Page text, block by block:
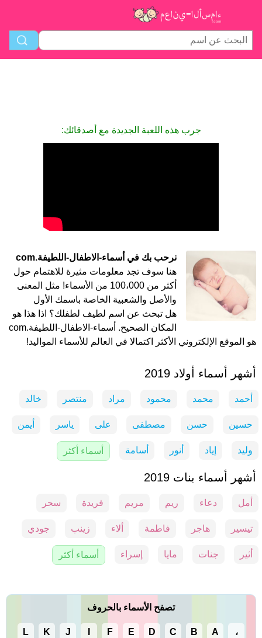
جرب هذه اللعبة الجديدة مع أصدقائك:
نرحب بك في أسماء-الاطفال-اللطيفة.com
هنا سوف تجد معلومات مثيرة للاهتمام حول
أكثر من 100،000 من الأسماء! مثل المعنى
والأصل والشعبية الخاصة باسمك الأول
هل تبحث عن اسم لطيف لطفلك؟ اذا هذا هو
المكان الصحيح. أسماء-الاطفال-اللطيفة.com
هو الموقع الإلكتروني الأكثر اكتمالا في العالم للأسماء المواليد!
أشهر أسماء أولاد 2019
أحمد محمد محمود مراد منتصر خالد
حسين حسن مصطفى على ياسر أيمن
وليد إياد أنور أسامة أسماء أكثر
أشهر أسماء بنات 2019
أمل دعاء ريم مريم فريدة سحر
تيسير هاجر فاطمة ألاء زينب جودي
أثير جنات مايا إسراء أسماء أكثر
تصفح الأسماء بالحروف
، A
B
C
D
E
F
J
K
L